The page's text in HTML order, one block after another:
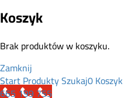
Koszyk
Brak produktów w koszyku.
Zamknij
StartProduktySzukaj0Koszyk
665 199 755